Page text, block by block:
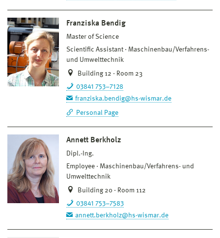
Franziska Bendig
Master of Science
Scientific Assistant
Maschinenbau/Verfahrens-
und Umwelttechnik
Building 12 · Room 23
03841 753–7128
franziska.bendig@hs-wismar.de
Personal Page
Annett Berkholz
Dipl.-Ing.
Employee
Maschinenbau/Verfahrens- und
Umwelttechnik
Building 20 · Room 112
03841 753–7583
annett.berkholz@hs-wismar.de